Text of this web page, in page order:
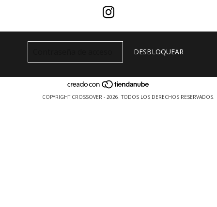
COPYRIGHT CROSSOVER - 2026. TODOS LOS DERECHOS RESERVADOS.